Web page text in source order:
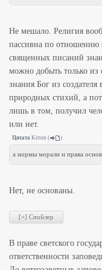
Не мешало. Религия
пассивна по отношению
священных писаний
можно добыть только
знания Бог из
природных стихий, а
лишь в том, получил
или нет.
Цитата Kitten ( )
а нормы морали и права
Нет, не основаны.
В праве светского
ответственности